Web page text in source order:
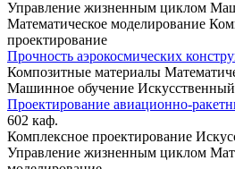
Управление жизненным циклом
Математическое моделирование
проектирование
Прочность аэрокосмических
Композитные материалы
Машинное обучение
Проектирование авиационно-
602 каф.
Комплексное проектирование
Управление жизненным циклом